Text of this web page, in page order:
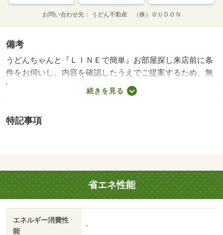
お問い合わせ先 うどん不動産 （株）ＯＵＤＯＮ
備考
うどんちゃんと『ＬＩＮＥで簡単』お部屋探し来店前に条
件をお伺いし、内容を確認したうえでご提案するため、無
駄な内覧やしつこい営業はありません。「何から始めれば
いいかわからない」「忙しくて来店の時間が取れない」そ
るだけ。お部屋探しを、もっと気軽に、もっとスムーズ
めればいいかわからない」「忙しくて来店の時間が取れな
い」そんな方もご安心ください。まずはＬＩＮＥで条件を
入力するだけ。お部屋探しを、もっと気軽に、もっとスム
ーズに。・賃貸保証等：加入要（ハウスリーブ ハウスリ
ーブ株式会社 契約時保証委託料：２．２万／月額保証委
続きを見る
特記事項
省エネ性能
エネルギー消費性
能
-